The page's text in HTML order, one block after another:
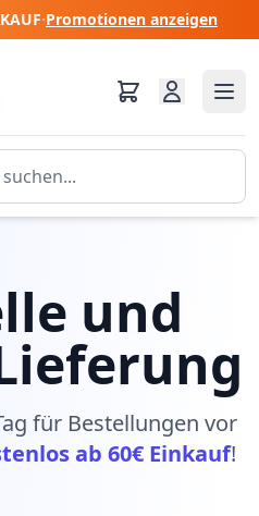
·Promotionen anzeigen
und
für Bestellungen vor
ab 60€ Einkauf!